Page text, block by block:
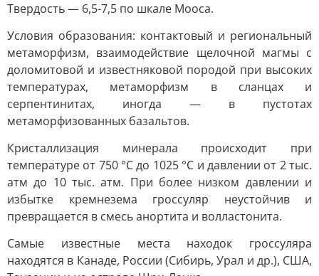
Твердость — 6,5-7,5 по шкале Мооса.
Условия образования: контактовый и региональный
метаморфизм, взаимодействие щелочной магмы с
доломитовой и известняковой породой при высоких
температурах, метаморфизм в сланцах и
серпентинитах, иногда — в пустотах
метаморфизованных базальтов.
Кристаллизация минерала происходит при
температуре от 750 °C до 1025 °C и давлении от 2 тыс.
атм до 10 тыс. атм. При более низком давлении и
избытке кремнезема гроссуляр неустойчив и
превращается в смесь анортита и волластонита.
Самые известные места находок гроссуляра
находятся в Канаде, России (Сибирь, Урал и др.), США,